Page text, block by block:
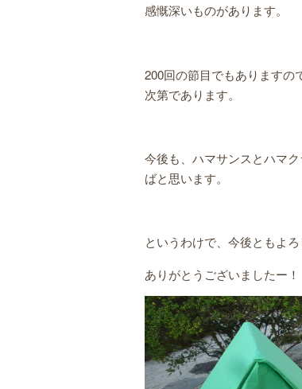
感慨深いものがあります。
200回の節目でもありますの
次第であります。
今後も、ハマサンスとハマ
ばと思います。
というわけで、今後ともよ
ありがとうございましたー！